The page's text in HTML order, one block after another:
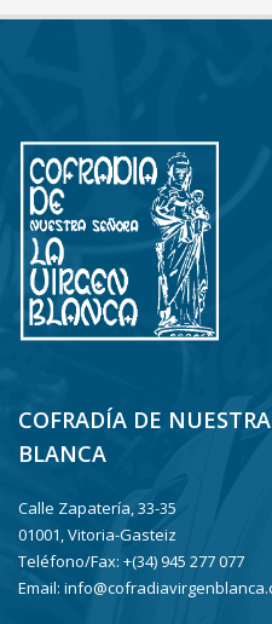
COFRADÍA DE
BLANCA
Calle Zapatería, 33-35
01001, Vitoria-Gasteiz
Teléfono/Fax: +(34) 945 277 077
Email: